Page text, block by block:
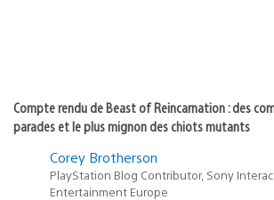
Compte rendu de Beast of Reincarnation : des
parades et le plus mignon des chiots mutants
Corey Brotherson
PlayStation Blog Contributor, Sony
Entertainment Europe